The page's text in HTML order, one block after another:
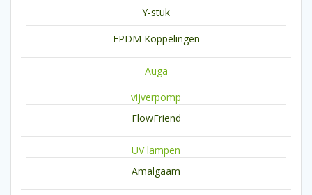
Y-stuk
EPDM Koppelingen
Auga
vijverpomp
FlowFriend
UV lampen
Amalgaam